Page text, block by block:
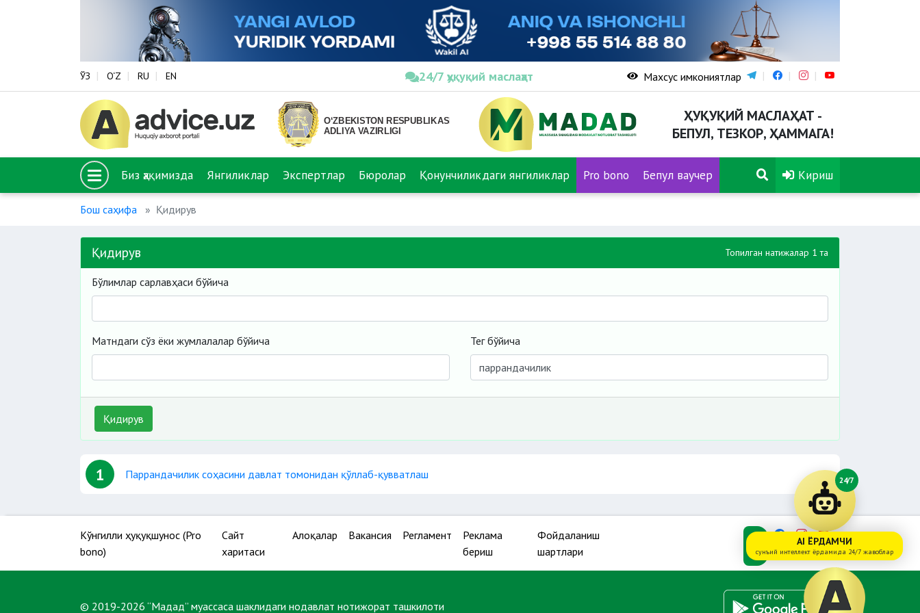
ЎЗ O‘Z RU EN 24/7 ҳуқуқий маслаҳат Махсус имкониятлар
ҲУҚУҚИЙ МАСЛАҲАТ -
БЕПУЛ, ТЕЗКОР, ҲАММАГА!
Биз ҳақимизда Янгиликлар Экспертлар Бюролар Қонунчиликдаги янгиликлар Pro bono Бепул ваучер Кириш
Бош саҳифа Қидирув
Қидирув Топилган натижалар 1 та
Бўлимлар сарлавҳаси бўйича
Матндаги сўз ёки жумлалалар бўйича Тег бўйича
Қидирув
1 Паррандачилик соҳасини давлат томонидан қўллаб-қувватлаш
Кўнгилли ҳуқуқшунос (Pro
bono)
Сайт
харитаси
Алоқалар Вакансия Регламент
Реклама
бериш
Фойдаланиш
шартлари
© 2019-2026 “Мадад” муассаса шаклидаги нодавлат нотижорат ташкилоти
24/7
AI ЁРДАМЧИ
сунъий интеллект ёрдамида 24/7 жавоблар